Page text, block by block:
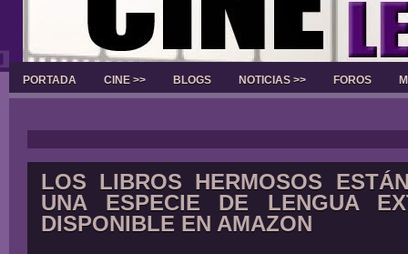
PORTADA CINE >> BLOGS NOTICIAS >> FOROS
LOS LIBROS HERMOSOS
UNA ESPECIE DE LENGUA
DISPONIBLE EN AMAZON